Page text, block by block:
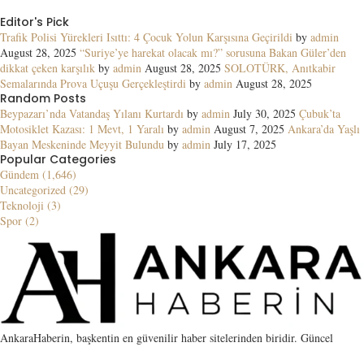
Editor's Pick
Trafik Polisi Yürekleri Isıttı: 4 Çocuk Yolun Karşısına Geçirildi by admin
August 28, 2025 “Suriye’ye harekat olacak mı?” sorusuna Bakan Güler’den
dikkat çeken karşılık by admin August 28, 2025 SOLOTÜRK, Anıtkabir
Semalarında Prova Uçuşu Gerçekleştirdi by admin August 28, 2025
Random Posts
Beypazarı’nda Vatandaş Yılanı Kurtardı by admin July 30, 2025 Çubuk’ta
Motosiklet Kazası: 1 Mevt, 1 Yaralı by admin August 7, 2025 Ankara’da Yaşlı
Bayan Meskeninde Meyyit Bulundu by admin July 17, 2025
Popular Categories
Gündem (1,646)
Uncategorized (29)
Teknoloji (3)
Spor (2)
AnkaraHaberin, başkentin en güvenilir haber sitelerinden biridir. Güncel